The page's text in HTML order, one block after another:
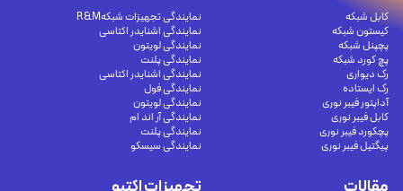
کابل شبکه
کیستون شبکه
پچپنل شبکه
پچ کورد شبکه
رک دیواری
رک ایستاده
آداپتور فیبر نوری
کابل فیبر نوری
پچکورد فیبر نوری
پیگتیل فیبر نوری
نمایندگی تجهیزات شبکهR&M
نمایندگی اشنایدر اکتاسی
نمایندگی لویتون
نمایندگی پلنت
نمایندگی اشنایدر اکتاسی
نمایندگی فول
نمایندگی لویتون
نمایندگی آر اند ام
نمایندگی پلنت
نمایندگی سیسکو